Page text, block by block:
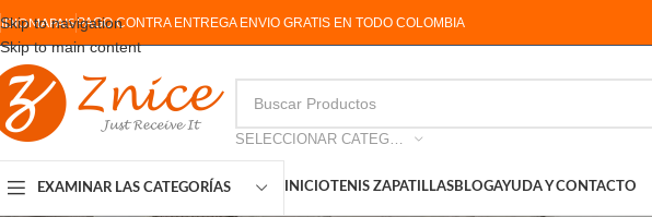
Skip to navigation
Skip to main content
IDIOMAPAISPAGO CONTRA ENTREGA ENVIO GRATIS EN TODO COLOMBIA
EXAMINAR LAS CATEGORÍAS INICIOTENIS ZAPATILLASBLOGAYUDA Y CONTACTO